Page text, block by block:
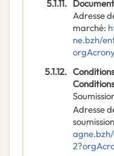
5.1.11.
Adresse
marché:
ne.bzh/
5.1.12.
Adresse
soumission